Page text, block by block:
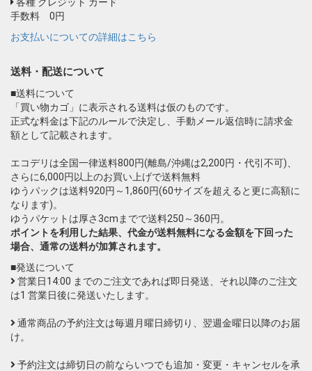
手数料 0円
お支払いについての詳細はこちら
送料・配送について
■送料について
「買い物カゴ」に表示される送料は仮のものです。
正式な料金は下記のルールで決定し、手動メール返信時に請求金
額として記載されます。
エコデリは全国一律送料800円(離島/沖縄は2,200円・代引不可)、
さらに6,000円以上のお買い上げで送料無料
ゆうパックは送料920円～1,860円(60サイズを超えると更に高額に
なります)。
ゆうパケットは厚さ3cmまでで送料250～360円。
ポイントを利用した結果、代金が送料無料になる金額を下回った
場合、通常の送料が加算されます。
■発送について
営業日14:00 までのご注文であれば即日発送、それ以降のご注文
は1 営業日後に発送いたします。
通常商品の予約注文は毎週月曜日締切り、翌週金曜日以降のお届
け。
予約注文は締切日の前ならいつでも追加・変更・キャンセルを承